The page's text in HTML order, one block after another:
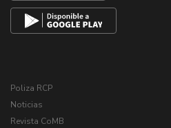
Poliza RCP
Noticias
Revista CoMB